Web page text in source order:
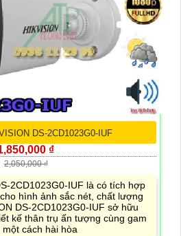
DS-2CD1023G0-IUF
₫
2,050,000 ₫
2CD1023G0-IUF là có tích hợp
hình ảnh sắc nét, chất lượng
DS-2CD1023G0-IUF sở hữu
kế thân trụ ấn tượng cùng gam
cách hài hòa